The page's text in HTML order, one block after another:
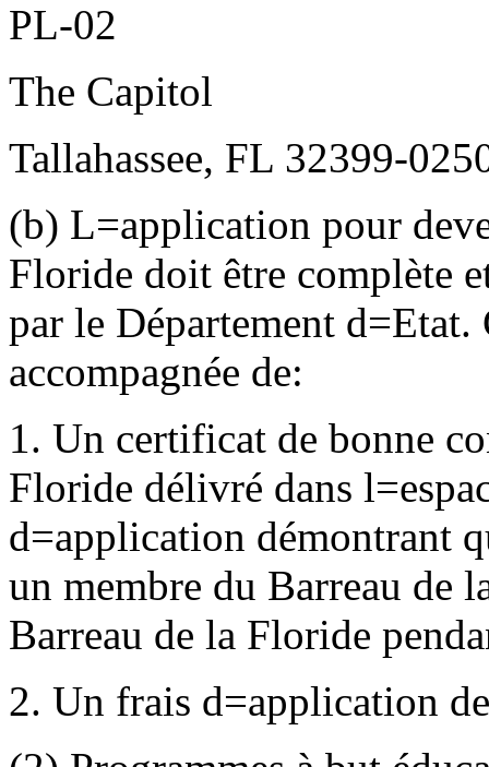
PL-02
The Capitol
Tallahassee, FL 32399-
(b) L=application pour
Floride doit être complète
par le Département d=Etat.
accompagnée de:
1. Un certificat de bonne
Floride délivré dans l=
d=application démontrant
un membre du Barreau de
Barreau de la Floride
2. Un frais d=application